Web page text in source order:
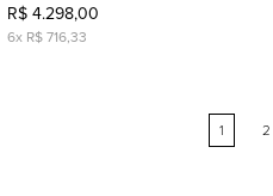
R$ 4.298,00
6x R$ 716,33
1 2